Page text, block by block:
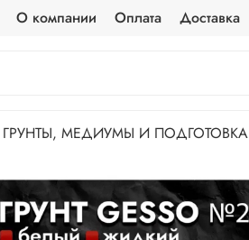
О компании Оплата Доставка
ГРУНТЫ, МЕДИУМЫ И ПОДГОТОВКА